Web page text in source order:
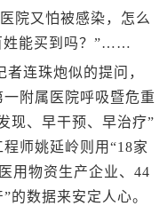
院又怕被感染，怎么
姓能买到吗？”……
连珠炮似的提问，
附属医院呼吸暨危重
现、早干预、早治疗”
师姚延岭则用“18家
用物资生产企业、44
的数据来安定人心。